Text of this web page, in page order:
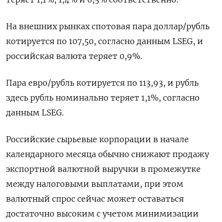
На внешних рынках спотовая пара доллар/рубль
котируется по 107,50, согласно данным LSEG, и
российская валюта теряет 0,9%.
Пара евро/рубль котируется по 113,93, и рубль
здесь рубль номинально теряет 1,1%, согласно
данным LSEG.
Российские сырьевые корпорации в начале
календарного месяца обычно снижают продажу
экспортной валютной выручки в промежутке
между налоговыми выплатами, при этом
валютный спрос сейчас может оставаться
достаточно высоким с учетом минимизации